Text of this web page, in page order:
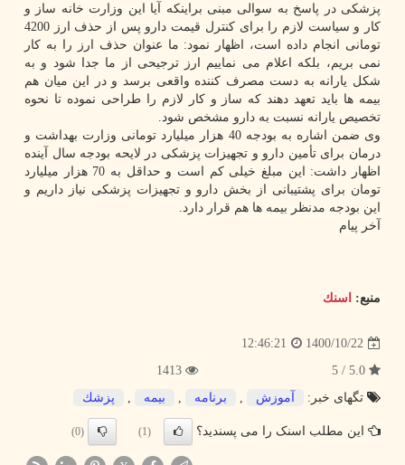
پزشکی در پاسخ به سوالی مبنی براینکه آیا این وزارت خانه ساز و
کار و سیاست لازم را برای کنترل قیمت دارو پس از حذف ارز 4200
تومانی انجام داده است، اظهار نمود: ما عنوان حذف ارز را به کار
نمی بریم، بلکه اعلام می نماییم ارز ترجیحی از ما جدا شود و به
شکل یارانه به دست مصرف کننده واقعی برسد و در این میان هم
بیمه ها باید تعهد دهند که ساز و کار لازم را طراحی نموده تا نحوه
تخصیص یارانه نسبت به دارو مشخص شود.
وی ضمن اشاره به بودجه 40 هزار میلیارد تومانی وزارت بهداشت و
درمان برای تأمین دارو و تجهیزات پزشکی در لایحه بودجه سال آینده
اظهار داشت: این مبلغ خیلی کم است و حداقل به 70 هزار میلیارد
تومان برای پشتیبانی از بخش دارو و تجهیزات پزشکی نیاز داریم و
این بودجه مدنظر بیمه ها هم قرار دارد.
آخر پیام
منبع: اسنك
1400/10/22
12:46:21
تگهای خبر:
آموزش , برنامه , بیمه , پزشك
این مطلب اسنک را می پسندید؟ (1)
(0)